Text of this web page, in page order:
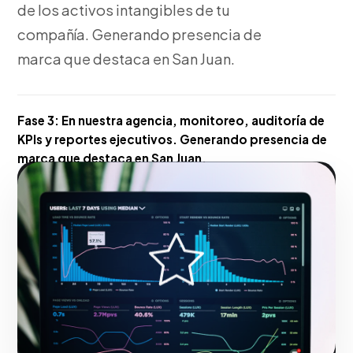
de los activos intangibles de tu
compañía. Generando presencia de
marca que destaca en San Juan.
Fase 3: En nuestra agencia, monitoreo, auditoría de
KPIs y reportes ejecutivos. Generando presencia de
marca que destaca en San Juan.
Hacerlo realidad